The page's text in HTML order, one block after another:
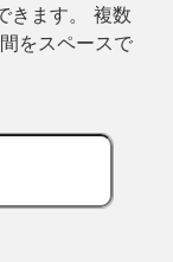
きます。 複数
をスペースで